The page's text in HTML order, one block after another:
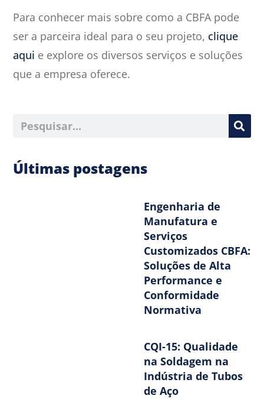
Para conhecer mais sobre como a CBFA pode
ser a parceira ideal para o seu projeto, clique
aqui e explore os diversos serviços e soluções
que a empresa oferece.
Últimas postagens
Engenharia de
Manufatura e
Serviços
Customizados CBFA:
Soluções de Alta
Performance e
Conformidade
Normativa
CQI-15: Qualidade
na Soldagem na
Indústria de Tubos
de Aço